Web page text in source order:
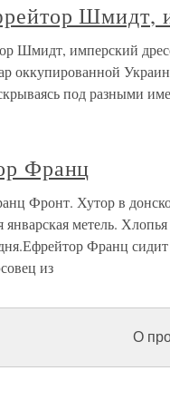
Шмидт,
Шмидт, имперский
оккупированной
под разными
Франц
Фронт. Хутор в
январская метель.
Франц сидит
из
О